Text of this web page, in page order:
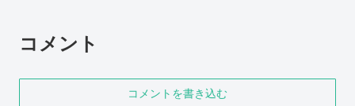
コメント
コメントを書き込む